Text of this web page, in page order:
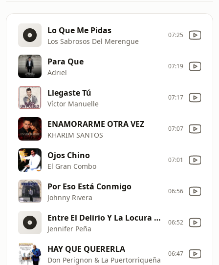
Lo Que Me Pidas
Los Sabrosos Del Merengue
07:25
Para Que
Adriel
07:19
Llegaste Tú
Víctor Manuelle
07:17
ENAMORARME OTRA VEZ
KHARIM SANTOS
07:07
Ojos Chino
El Gran Combo
07:01
Por Eso Está Conmigo
Johnny Rivera
06:56
Entre El Delirio Y La Locura (Exclusive Version)
Jennifer Peña
06:52
HAY QUE QUERERLA
Don Perignon & La Puertorriqueña
06:47